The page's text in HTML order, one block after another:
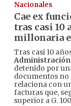
Nacionales
Cae ex
tras casi 10
millonaria
Tras casi 10
Administración
detenido por
documentos no
relaciona con
facturas que,
superior a G.